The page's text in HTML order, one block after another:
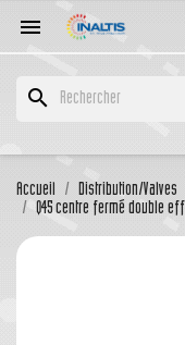

search
Accueil Distribution/Valves
Q45 centre fermé double